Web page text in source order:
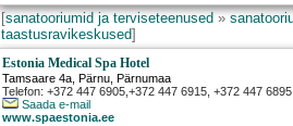
[sanatooriumid ja terviseteenused»
taastusravikeskused]
Estonia Medical Spa Hotel
Tamsaare 4a Pärnu , Pärnumaa
Telefon: +372 447 6905,+372 447 6915, +372 447 6895
Saada e-mail
www.spaestonia.ee